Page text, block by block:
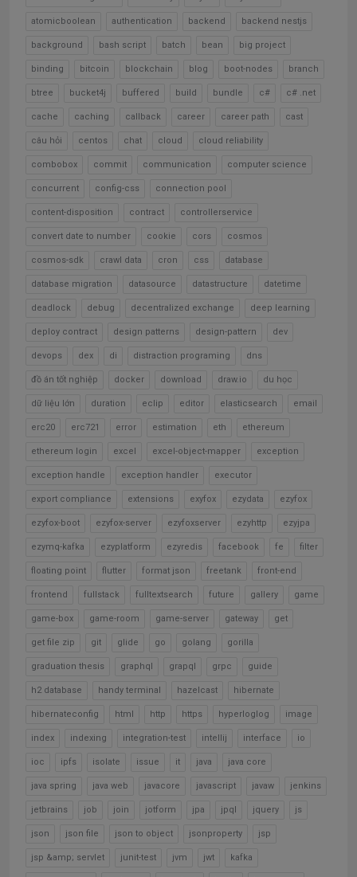
atomicboolean authentication backend backend nestjs
background bash script batch bean big project
binding bitcoin blockchain blog boot-nodes branch
btree bucket4j buffered build bundle c# c# .net
cache caching callback career career path cast
câu hỏi centos chat cloud cloud reliability
combobox commit communication computer science
concurrent config-css connection pool
content-disposition contract controllerservice
convert date to number cookie cors cosmos
cosmos-sdk crawl data cron css database
database migration datasource datastructure datetime
deadlock debug decentralized exchange deep learning
deploy contract design patterns design-pattern dev
devops dex di distraction programing dns
đồ án tốt nghiệp docker download draw.io du học
dữ liệu lớn duration eclip editor elasticsearch email
erc20 erc721 error estimation eth ethereum
ethereum login excel excel-object-mapper exception
exception handle exception handler executor
export compliance extensions exyfox ezydata ezyfox
ezyfox-boot ezyfox-server ezyfoxserver ezyhttp ezyjpa
ezymq-kafka ezyplatform ezyredis facebook fe filter
floating point flutter format json freetank front-end
frontend fullstack fulltextsearch future gallery game
game-box game-room game-server gateway get
get file zip git glide go golang gorilla
graduation thesis graphql grapql grpc guide
h2 database handy terminal hazelcast hibernate
hibernateconfig html http https hyperloglog image
index indexing integration-test intellij interface io
ioc ipfs isolate issue it java java core
java spring java web javacore javascript javaw jenkins
jetbrains job join jotform jpa jpql jquery js
json json file json to object jsonproperty jsp
jsp &amp; servlet junit-test jvm jwt kafka